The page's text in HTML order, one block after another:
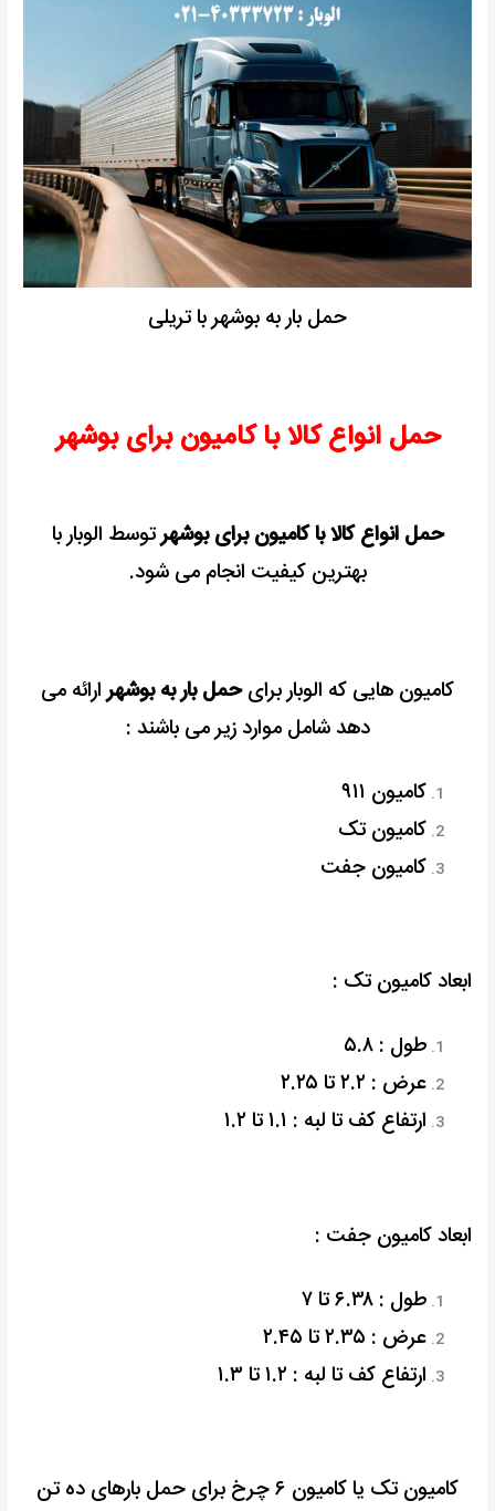
حمل بار به بوشهر با تریلی
حمل انواع کالا با کامیون برای بوشهر
حمل انواع کالا با کامیون برای بوشهرتوسط الوبار با
بهترین کیفیت انجام می شود.
کامیون هایی که الوبار برایحمل بار به بوشهرارائه می
دهد شامل موارد زیر می باشند :
کامیون ۹۱۱
کامیون تک
کامیون جفت
ابعاد کامیون تک :
طول : ۵.۸
عرض : ۲.۲ تا ۲.۲۵
ارتفاع کف تا لبه : ۱.۱ تا ۱.۲
ابعاد کامیون جفت :
طول : ۶.۳۸ تا ۷
عرض : ۲.۳۵ تا ۲.۴۵
ارتفاع کف تا لبه : ۱.۲ تا ۱.۳
کامیون تک یا کامیون ۶ چرخ برای حمل بارهای ده تن